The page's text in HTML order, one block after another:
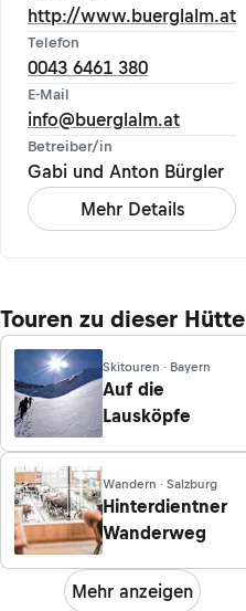
http://www.buerglalm.at
Telefon
0043 6461 380
E-Mail
info@buerglalm.at
Betreiber/in
Gabi und Anton Bürgler
Mehr Details
Touren zu dieser Hütte
Skitouren · Bayern
Auf die
Lausköpfe
Wandern · Salzburg
Hinterdientner
Wanderweg
Mehr anzeigen